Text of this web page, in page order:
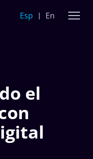
Esp En
el